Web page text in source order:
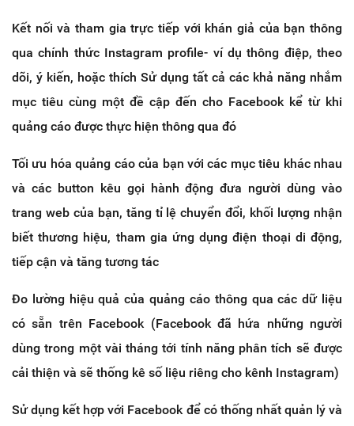
Kết nối và tham gia trực tiếp với khán giả của bạn thông
qua chính thức Instagram profile- ví dụ thông điệp, theo
dõi, ý kiến, hoặc thích Sử dụng tất cả các khả năng nhắm
mục tiêu cùng một đề cập đến cho Facebook kể từ khi
quảng cáo được thực hiện thông qua đó
Tối ưu hóa quảng cáo của bạn với các mục tiêu khác nhau
và các button kêu gọi hành động đưa người dùng vào
trang web của bạn, tăng tỉ lệ chuyển đổi, khối lượng nhận
biết thương hiệu, tham gia ứng dụng điện thoại di động,
tiếp cận và tăng tương tác
Đo lường hiệu quả của quảng cáo thông qua các dữ liệu
có sẵn trên Facebook (Facebook đã hứa những người
dùng trong một vài tháng tới tính năng phân tích sẽ được
cải thiện và sẽ thống kê số liệu riêng cho kênh Instagram)
Sử dụng kết hợp với Facebook để có thống nhất quản lý và